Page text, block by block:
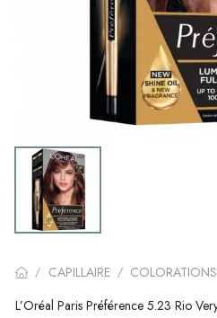
/ CAPILLAIRE / COLORATIONS